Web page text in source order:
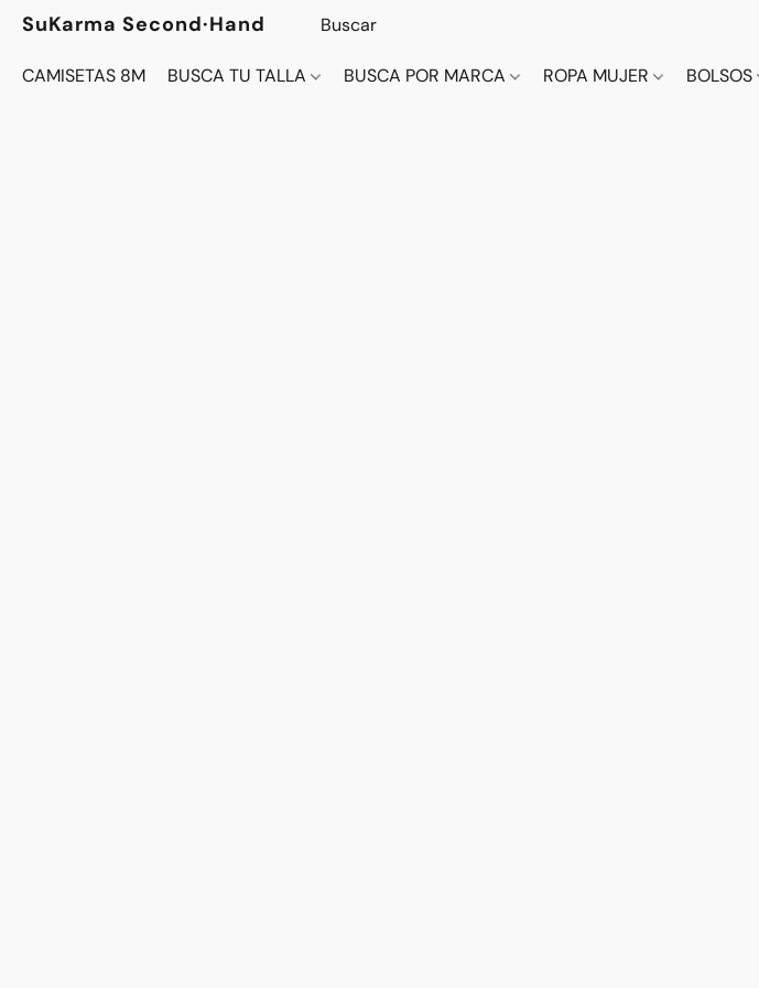
SuKarma Second·Hand
CAMISETAS 8M BUSCA TU TALLA BUSCA POR MARCA ROPA MUJER BOLSOS